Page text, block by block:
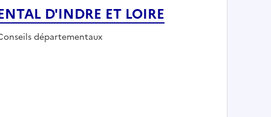
D'INDRE ET LOIRE
:
départementaux
D'INDRE ET LOIRE